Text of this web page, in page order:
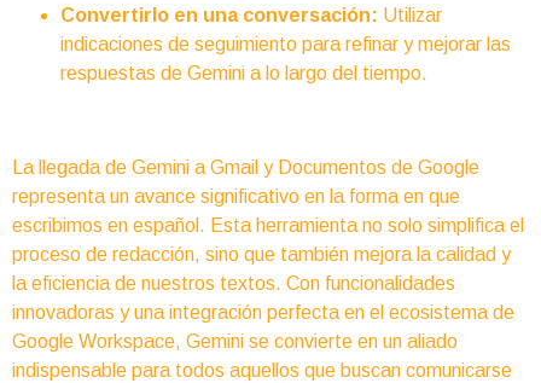
Convertirlo en una conversación: Utilizar
indicaciones de seguimiento para refinar y mejorar las
respuestas de Gemini a lo largo del tiempo.
La llegada de Gemini a Gmail y Documentos de Google
representa un avance significativo en la forma en que
escribimos en español. Esta herramienta no solo simplifica el
proceso de redacción, sino que también mejora la calidad y
la eficiencia de nuestros textos. Con funcionalidades
innovadoras y una integración perfecta en el ecosistema de
Google Workspace, Gemini se convierte en un aliado
indispensable para todos aquellos que buscan comunicarse